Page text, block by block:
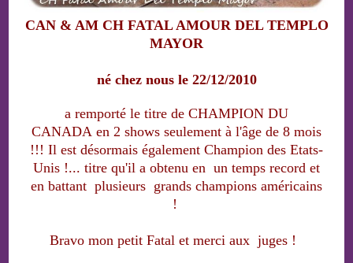
CAN & AM CH FATAL AMOUR DEL TEMPLO
MAYOR
né chez nous le 22/12/2010
a remporté le titre de CHAMPION DU
CANADA en 2 shows seulement à l'âge de 8 mois
!!! Il est désormais également Champion des Etats-
Unis !... titre qu'il a obtenu en un temps record et
en battant plusieurs grands champions américains
!
Bravo mon petit Fatal et merci aux juges !